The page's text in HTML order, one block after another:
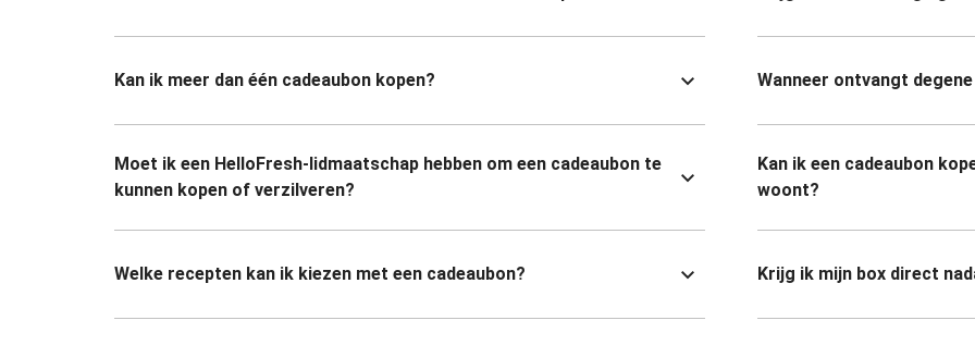
Kan ik meer dan één cadeaubon kopen?
Moet ik een HelloFresh-lidmaatschap hebben om een cadeaubon te
kunnen kopen of verzilveren?
Welke recepten kan ik kiezen met een cadeaubon?
Wanneer ontvangt
Kan ik een cadeaubon
woont?
Krijg ik mijn box direct